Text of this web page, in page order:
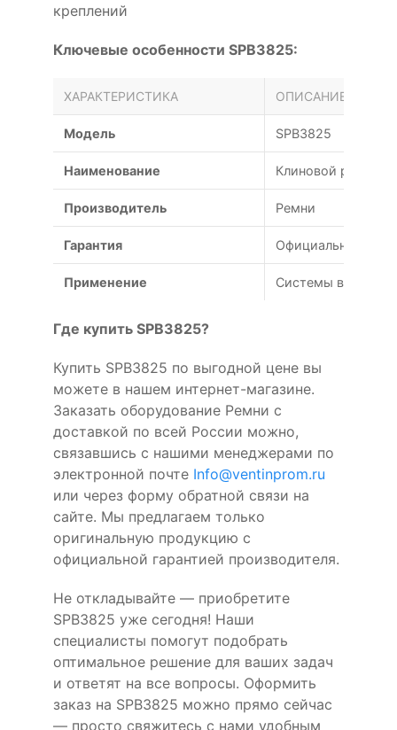
креплений
Ключевые особенности SPB3825:
ХАРАКТЕРИСТИКА ОПИСАНИЕ
Модель SPB3825
Наименование Клиновой ремень
Производитель Ремни
Гарантия Официальная
Применение Системы
Где купить SPB3825?
Купить SPB3825 по выгодной цене вы
можете в нашем интернет-магазине.
Заказать оборудование Ремни с
доставкой по всей России можно,
связавшись с нашими менеджерами по
электронной почте Info@ventinprom.ru
или через форму обратной связи на
сайте. Мы предлагаем только
оригинальную продукцию с
официальной гарантией производителя.
Не откладывайте — приобретите
SPB3825 уже сегодня! Наши
специалисты помогут подобрать
оптимальное решение для ваших задач
и ответят на все вопросы. Оформить
заказ на SPB3825 можно прямо сейчас
— просто свяжитесь с нами удобным